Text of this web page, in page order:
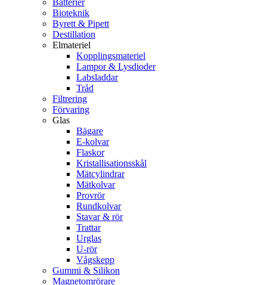
Batterier
Bioteknik
Byrett & Pipett
Destillation
Elmateriel
Kopplingsmateriel
Lampor & Lysdioder
Labsladdar
Tråd
Filtrering
Förvaring
Glas
Bägare
E-kolvar
Flaskor
Kristallisationsskål
Mätcylindrar
Mätkolvar
Provrör
Rundkolvar
Stavar & rör
Trattar
Urglas
U-rör
Vågskepp
Gummi & Silikon
Magnetomrörare